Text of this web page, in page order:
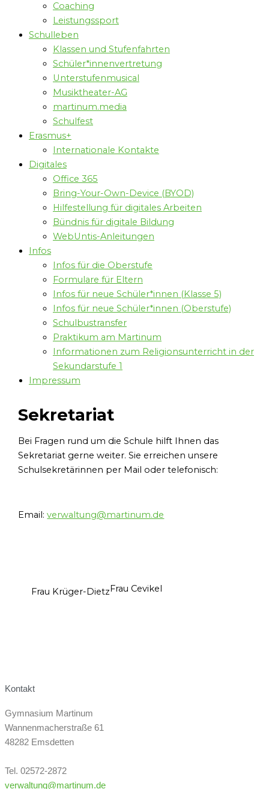
Coaching
Leistungssport
Schulleben
Klassen und Stufenfahrten
Schüler*innenvertretung
Unterstufenmusical
Musiktheater-AG
martinum.media
Schulfest
Erasmus+
Internationale Kontakte
Digitales
Office 365
Bring-Your-Own-Device (BYOD)
Hilfestellung für digitales Arbeiten
Bündnis für digitale Bildung
WebUntis-Anleitungen
Infos
Infos für die Oberstufe
Formulare für Eltern
Infos für neue Schüler*innen (Klasse 5)
Infos für neue Schüler*innen (Oberstufe)
Schulbustransfer
Praktikum am Martinum
Informationen zum Religionsunterricht in der
Sekundarstufe 1
Impressum
Sekretariat
Bei Fragen rund um die Schule hilft Ihnen das
Sekretariat gerne weiter. Sie erreichen unsere
Schulsekretärinnen per Mail oder telefonisch:
Email:verwaltung@martinum.de
Frau Krüger-DietzFrau Cevikel
Kontakt
Gymnasium Martinum
Wannenmacherstraße 61
48282 Emsdetten
Tel. 02572-2872
verwaltung@martinum.de